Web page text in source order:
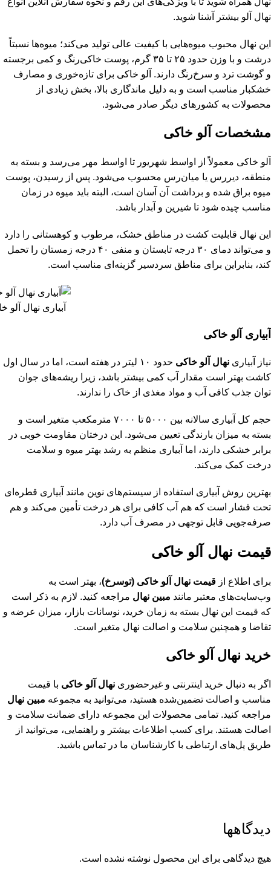
نهال آلو بیشتر آشنا شوید.
این نهال محبوب میوه‌هایی با کیفیت عالی تولید می‌کند؛ میوه‌ها نسبتاً
درشت و با وزن حدود ۲۵ تا ۳۵ گرم، پوست خاکی‌رنگ و کمی برجسته
و گوشت ترد و سرخ‌رنگ دارند. آلو خاکی برای تازه‌خوری و مصارف
خشکبار مناسب است و به دلیل ماندگاری بالا، بخش زیادی از
محصولات به کشورهای دیگر صادر می‌شود.
مشخصات آلو خاکی
آلو خاکی معمولاً از اواسط شهریور تا اواسط مهر می‌رسد و بسته به
منطقه، دیررس یا میان‌رس محسوب می‌شود. پس از رسیدن، پوست
میوه براق شده و برداشت آن آسان است، البته باید میوه در زمان
مناسب چیده شود تا شیرین و آبدار باشد.
این نهال قابلیت کشت در مناطق خشک، مرطوب و کوهستانی را دارد
و می‌تواند دمای ۳۰ درجه تابستان و منفی ۴۰ درجه زمستان را تحمل
کند، بنابراین برای مناطق سردسیر گزینه‌ای مناسب است.
آبیاری نهال آلو
آبیاری آلو خاکی
نیاز آبیاری نهال آلو خاکی
حدود ۱۰ لیتر در هفته است، اما در سال اول
کاشت بهتر است مقدار آب کمی بیشتر باشد، زیرا ریشه‌های جوان
توان جذب کافی آب و مواد مغذی از خاک را ندارند.
حجم کل آبیاری سالانه بین ۵۰۰۰ تا ۷۰۰۰ مترمکعب متغیر است و
بسته به میزان بارندگی تعیین می‌شود. این درختان مقاومت خوبی در
برابر خشکی دارند، اما آبیاری منظم به رشد بهتر میوه و سلامت
درخت کمک می‌کند.
بهترین روش آبیاری استفاده از سیستم‌های نوین مانند آبیاری قطره‌ای
تحت فشار است که هم آب کافی برای هر درخت تأمین می‌کند و هم
صرفه‌جویی قابل توجهی در مصرف آب دارد.
قیمت نهال آلو خاکی
برای اطلاع از قیمت نهال آلو خاکی (توسرخ)، بهتر است به
وب‌سایت‌های معتبر مانند مبین نهال مراجعه کنید. لازم به ذکر است
که قیمت این نهال بسته به زمان خرید، نوسانات بازار، میزان عرضه و
تقاضا و همچنین سلامت و اصالت نهال متغیر است.
خرید نهال آلو خاکی
اگر به دنبال خرید اینترنتی و غیرحضوری نهال آلو خاکی با قیمت
مناسب و اصالت تضمین‌شده هستید، می‌توانید به مجموعه مبین نهال
مراجعه کنید. تمامی محصولات این مجموعه دارای ضمانت سلامت و
اصالت هستند. برای کسب اطلاعات بیشتر و راهنمایی، می‌توانید از
طریق پل‌های ارتباطی با کارشناسان ما در تماس باشید.
دیدگاهها
هیچ دیدگاهی برای این محصول نوشته نشده است.